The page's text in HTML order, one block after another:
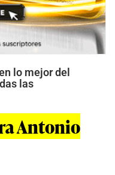
lo mejor del
las
Antonio